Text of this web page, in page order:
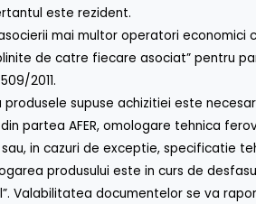
este rezident.
mai multor operatori
de catre fiecare asociat” pentru
2011.
produsele supuse achizitiei este
partea AFER, omologare tehnica
in cazuri de exceptie, specificatie
produsului este in curs de
Valabilitatea documentelor se va